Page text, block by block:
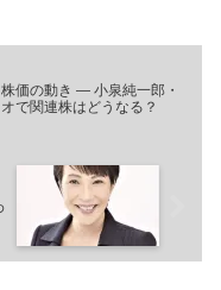
価の動き ― 小泉純一郎・
で関連株はどうなる？